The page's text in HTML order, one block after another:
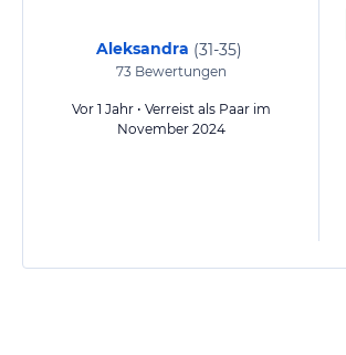
Aleksandra (31-35)
73 Bewertungen
Vor 1 Jahr • Verreist als Paar im
November 2024